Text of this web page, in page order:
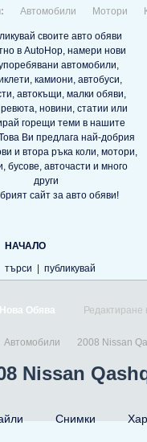
Автомобили Мотори
сайт за авто обяви!
НАЧАЛО
търси
публикувай
Нова Обява Редактиране
Автомобили 2008 Nissan
Nissan
Снимки